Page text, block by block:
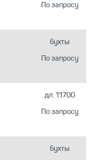
По запросу
бухты
По запросу
дл. 11700
По запросу
бухты